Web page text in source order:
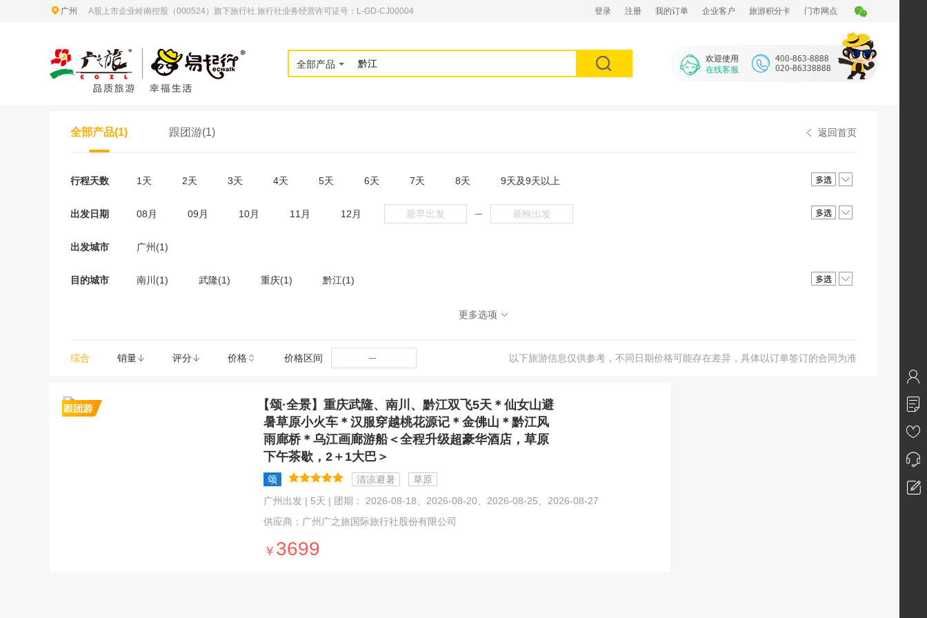
广州 A股上市企业岭南控股（000524）旗下旅行社 旅行社业务经营许可证号：L-GD-CJ00004 登录 注册 我的订单 企业客户 旅游积分卡 门市网点
全部产品
欢迎使用
在线客服
返回首页
全部产品(1) 跟团游(1)
行程天数 1天 2天 3天 4天 5天 6天 7天 8天 9天及9天以上
出发日期 08月 09月 10月 11月 12月 ─
出发城市 广州(1)
目的城市 南川(1) 武隆(1) 重庆(1) 黔江(1)
更多选项
综合 销量 评分 价格 价格区间 ─ 以下旅游信息仅供参考，不同日期价格可能存在差异，具体以订单签订的合同为准
【颂·全景】重庆武隆、南川、黔江双飞5天＊仙女山避
暑草原小火车＊汉服穿越桃花源记＊金佛山＊黔江风
雨廊桥＊乌江画廊游船＜全程升级超豪华酒店，草原
下午茶歇，2＋1大巴＞
颂 清凉避暑
草原
广州出发 | 5天 | 团期： 2026-08-18、2026-08-20、2026-08-25、2026-08-27
供应商：广州广之旅国际旅行社股份有限公司
￥ 3699